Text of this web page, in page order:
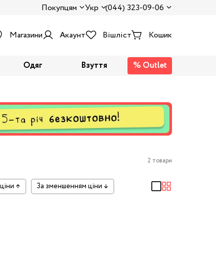
Покупцям Укр (044) 323-09-06
Магазини Акаунт Вішліст Кошик
Одяг Взуття
% Outlet
2 товари
↑ за зменшенням ціни ↓